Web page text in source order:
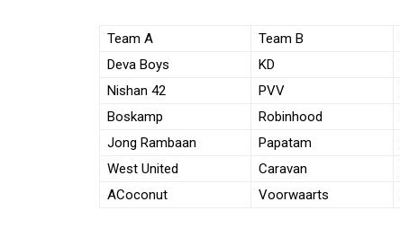
Team A Team B
Deva Boys
KD
Nishan 42
PVV
Boskamp
Robinhood
Jong Rambaan
Papatam
West United
Caravan
ACoconut
Voorwaarts